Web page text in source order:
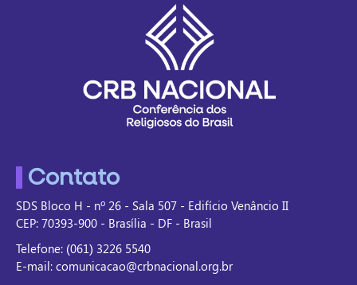
Contato
SDS Bloco H - nº 26 - Sala 507 - Edifício Venâncio II
CEP: 70393-900 - Brasília - DF - Brasil
Telefone: (061) 3226 5540
E-mail: comunicacao@crbnacional.org.br